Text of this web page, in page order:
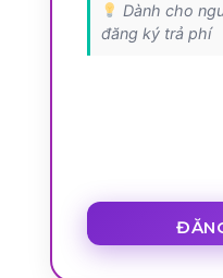
Dành cho
đăng ký trả phí